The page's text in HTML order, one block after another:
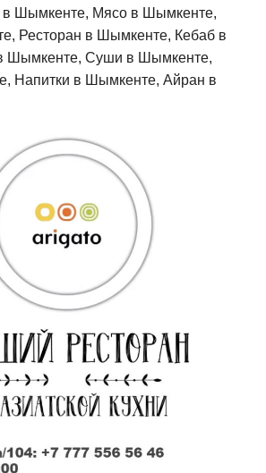
Шымкенте, Мясо в Шымкенте,
Ресторан в Шымкенте, Кебаб в
Шымкенте, Суши в Шымкенте,
Напитки в Шымкенте, Айран в